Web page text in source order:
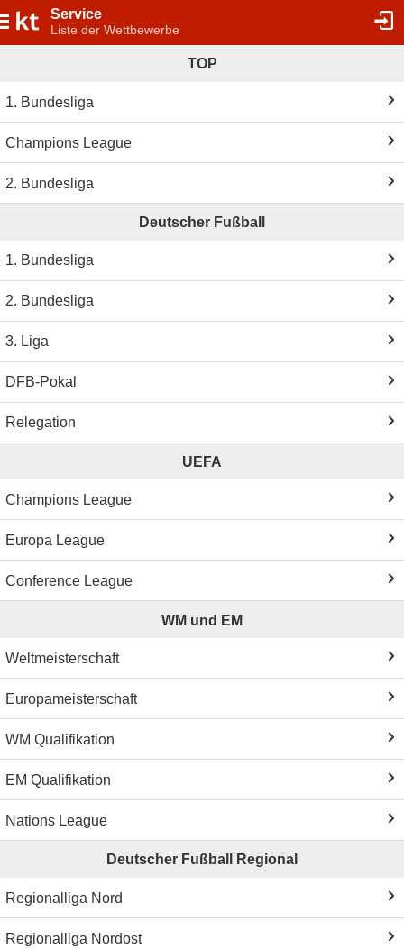
Service
Liste der Wettbewerbe
TOP
1. Bundesliga
Champions League
2. Bundesliga
Deutscher Fußball
1. Bundesliga
2. Bundesliga
3. Liga
DFB-Pokal
Relegation
UEFA
Champions League
Europa League
Conference League
WM und EM
Weltmeisterschaft
Europameisterschaft
WM Qualifikation
EM Qualifikation
Nations League
Deutscher Fußball Regional
Regionalliga Nord
Regionalliga Nordost